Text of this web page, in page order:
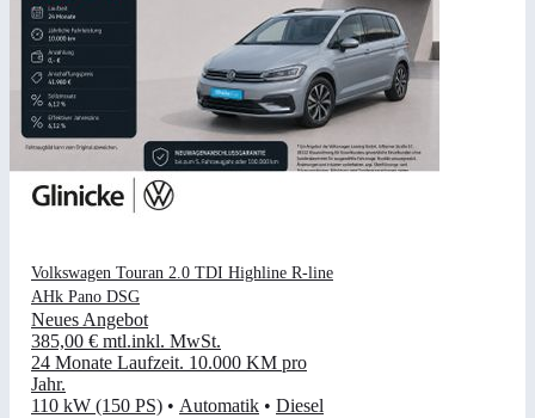
Volkswagen Touran 2.0 TDI Highline R-line
AHk Pano DSG
Neues Angebot
385,00 € mtl.inkl. MwSt.
24 Monate Laufzeit. 10.000 KM pro
Jahr.
110 kW (150 PS) • Automatik • Diesel